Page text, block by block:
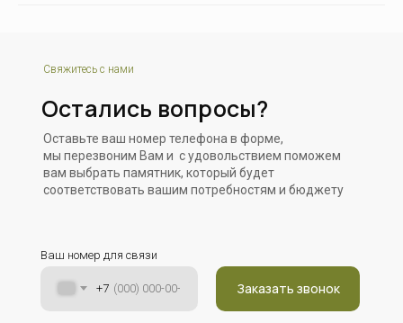
Остались вопросы?
Свяжитесь с нами
Ваш номер для связи
+7 Заказать звонок
Оставьте ваш номер телефона в форме,
мы перезвоним Вам и с удовольствием поможем
вам выбрать памятник, который будет
соответствовать вашим потребностям и бюджету